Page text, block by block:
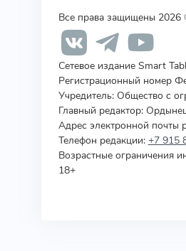
Все права защищены
Сетевое издание Smart
Регистрационный номер
Учредитель: Общество с
Главный редактор:
Адрес электронной почты
Телефон редакции: +7 915
Возрастные ограничения
18+